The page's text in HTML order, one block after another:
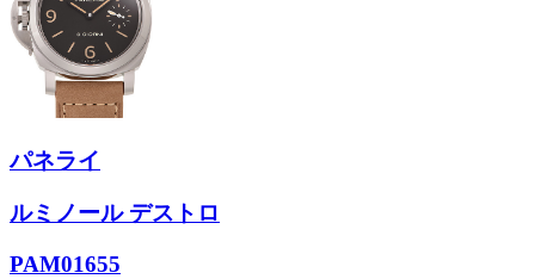
パネライ
ルミノール デストロ
PAM01655